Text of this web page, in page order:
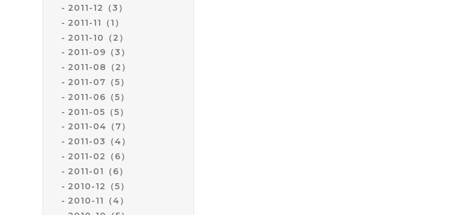
2011-12（3）
2011-11（1）
2011-10（2）
2011-09（3）
2011-08（2）
2011-07（5）
2011-06（5）
2011-05（5）
2011-04（7）
2011-03（4）
2011-02（6）
2011-01（6）
2010-12（5）
2010-11（4）